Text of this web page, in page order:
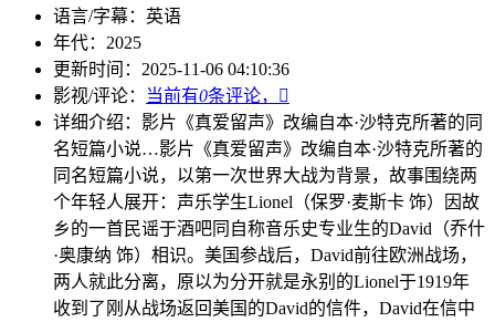
语言/字幕： 英语
年代： 2025
更新时间： 2025-11-06 04:10:36
影视/评论：
当前有0条评论，

详细介绍： 影片《真爱留声》改编自本·沙特克所著的同
名短篇小说…影片《真爱留声》改编自本·沙特克所著的
同名短篇小说，以第一次世界大战为背景，故事围绕两
个年轻人展开：声乐学生Lionel（保罗·麦斯卡 饰）因故
乡的一首民谣于酒吧同自称音乐史专业生的David（乔什
·奥康纳 饰）相识。美国参战后，David前往欧洲战场，
两人就此分离，原以为分开就是永别的Lionel于1919年
收到了刚从战场返回美国的David的信件，David在信中